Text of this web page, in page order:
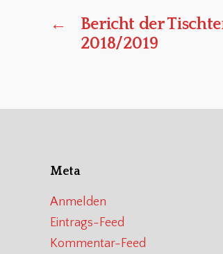
←
Bericht der
2018/2019
Meta
Anmelden
Eintrags-Feed
Kommentar-Feed